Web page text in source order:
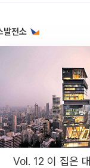
발전소
Vol. 12 이 집은